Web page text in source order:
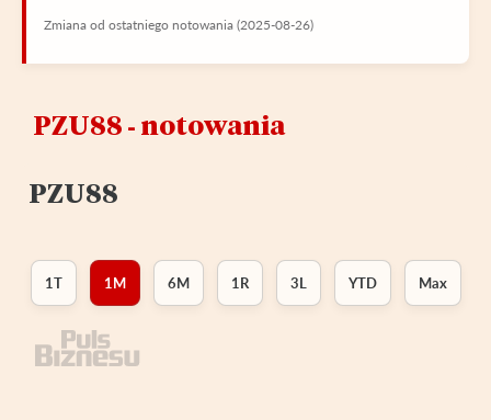
Zmiana od ostatniego notowania (2025-08-26)
PZU88 ‑ notowania
PZU88
1T 1M 6M 1R 3L YTD Max